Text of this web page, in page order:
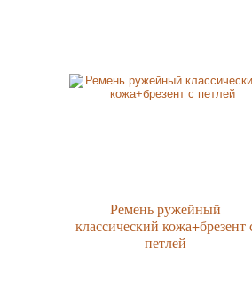
Ремень ружейный
классический кожа+брезент
петлей